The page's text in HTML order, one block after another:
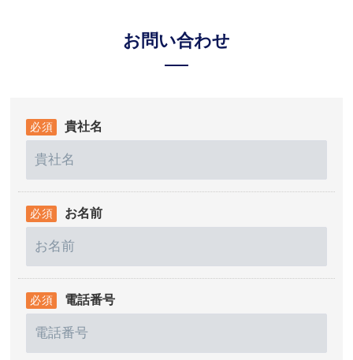
お問い合わせ
貴社名
お名前
電話番号